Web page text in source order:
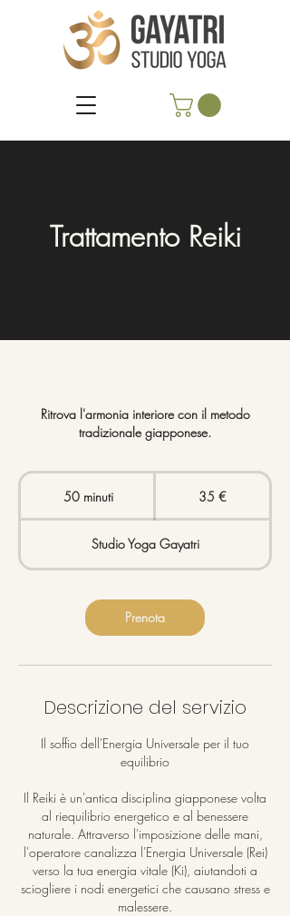
Trattamento Reiki
Ritrova l'armonia interiore con il metodo
tradizionale giapponese.
50 minuti
0
i
n
t
35 €
Studio Yoga Gayatri
Prenota
Descrizione del servizio
Il soffio dell'Energia Universale per il tuo
equilibrio
Il Reiki è un'antica disciplina giapponese volta
al riequilibrio energetico e al benessere
naturale. Attraverso l'imposizione delle mani,
l'operatore canalizza l'Energia Universale (Rei)
verso la tua energia vitale (Ki), aiutandoti a
sciogliere i nodi energetici che causano stress e
malessere.